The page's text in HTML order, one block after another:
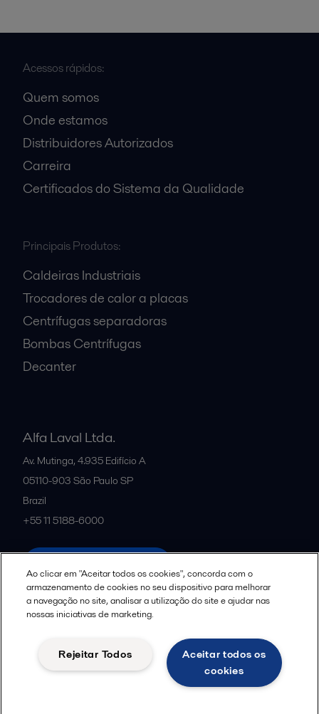
Acessos rápidos:
Quem somos
Onde estamos
Distribuidores Autorizados
Carreira
Certificados do Sistema da Qualidade
Principais Produtos:
Caldeiras Industriais
Trocadores de calor a placas
Centrífugas separadoras
Bombas Centrífugas
Decanter
Alfa Laval Ltda.
Av. Mutinga, 4.935 Edifício A
05110-903 São Paulo SP
Brazil
+55 11 5188-6000
Diretrizes da Comunidade
Aviso de Privacidade de Dados para Candidatos a Vagas
Ao clicar em "Aceitar todos os cookies", concorda com o
armazenamento de cookies no seu dispositivo para melhorar
a navegação no site, analisar a utilização do site e ajudar nas
nossas iniciativas de marketing.
Aceitar todos os
cookies
Rejeitar Todos